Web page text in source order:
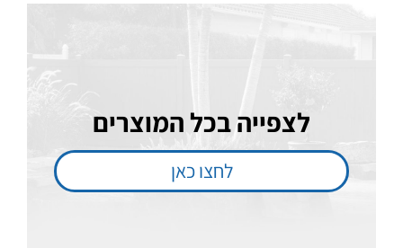
לצפייה בכל המוצרים
לחצו כאן